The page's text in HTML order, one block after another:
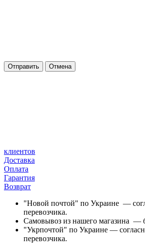
Отправить Отмена
клиентов
Доставка
Оплата
Гарантия
Возврат
"Новой почтой" по Украине —
перевозчика.
Самовывоз из нашего магазина —
"Укрпочтой" по Украине —
перевозчика.